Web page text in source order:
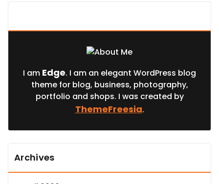
I am Edge. I am an elegant WordPress blog
theme for blog, business, photography,
portfolio and shops. I was created by
ThemeFreesia.
Archives